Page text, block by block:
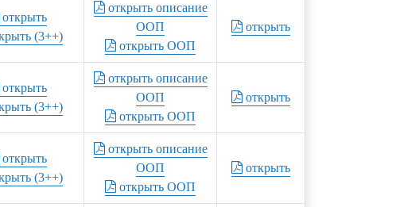
открыть
(3++)
открыть описание
ООП
открыть ООП
открыть
открыть
(3++)
открыть описание
ООП
открыть ООП
открыть
открыть
(3++)
открыть описание
ООП
открыть ООП
открыть